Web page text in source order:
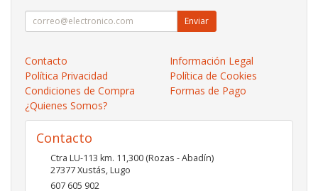
Enviar
Contacto
Información Legal
Política Privacidad
Política de Cookies
Condiciones de Compra
Formas de Pago
¿Quienes Somos?
Contacto
Ctra LU-113 km. 11,300 (Rozas - Abadín)
27377Xustás,Lugo
607 605 902